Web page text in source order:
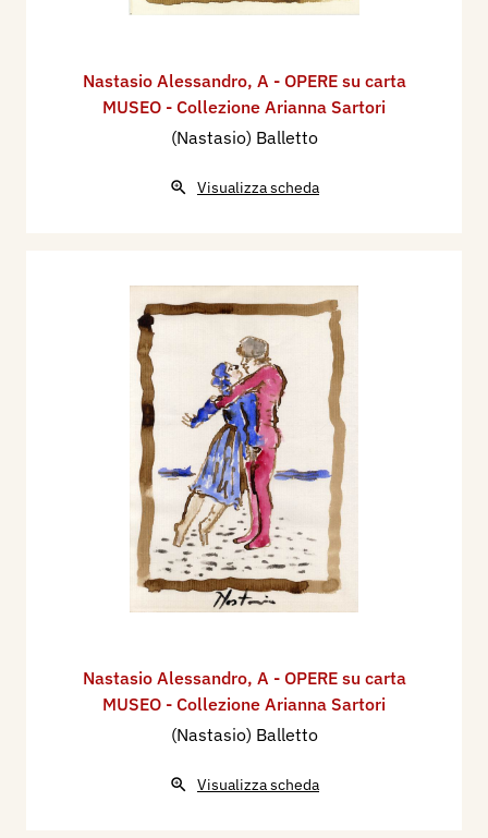
Nastasio Alessandro, A - OPERE su carta
MUSEO - Collezione Arianna Sartori
(Nastasio) Balletto
Visualizza scheda
Nastasio Alessandro, A - OPERE su carta
MUSEO - Collezione Arianna Sartori
(Nastasio) Balletto
Visualizza scheda